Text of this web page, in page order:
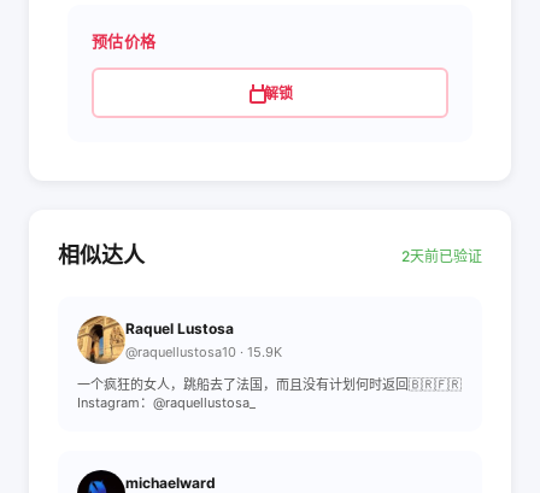
预估价格
解锁
相似达人 2天前已验证
Raquel Lustosa
@raquellustosa10 · 15.9K
一个疯狂的女人，跳船去了法国，而且没有计划何时返回🇧🇷🇫🇷
Instagram：@raquellustosa_
michaelward